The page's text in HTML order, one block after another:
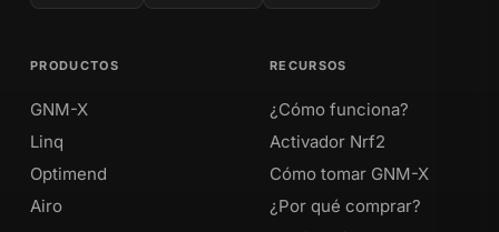
PRODUCTOS
GNM-X
Linq
Optimend
Airo
RECURSOS
¿Cómo funciona?
Activador Nrf2
Cómo tomar GNM-X
¿Por qué comprar?